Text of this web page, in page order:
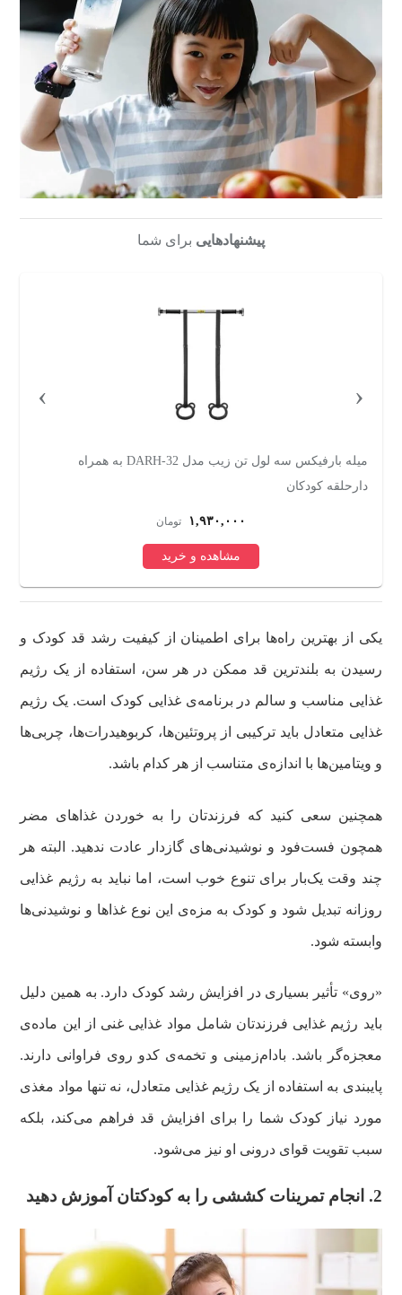
پیشنهادهایی برای شما
بارفیکس دیواری مدل bf01
۳,۹۳۰,۰۰۰ تومان
مشاهده و خرید
‹
›
یکی از بهترین راه‌ها برای اطمینان از کیفیت رشد قد کودک و
رسیدن به بلندترین قد ممکن در هر سن، استفاده از یک رژیم
غذایی مناسب و سالم در برنامه‌‎ی غذایی کودک است. یک رژیم
غذایی متعادل باید ترکیبی از پروتئین‌ها، کربوهیدرات‌ها، چربی‌ها
و ویتامین‌ها با اندازه‌ی متناسب از هر کدام باشد.
همچنین سعی کنید که فرزندتان را به خوردن غذاهای مضر
همچون فست‌فود و نوشیدنی‌های گازدار عادت ندهید. البته هر
چند وقت یک‌بار برای تنوع خوب است، اما نباید به رژیم غذایی
روزانه تبدیل شود و کودک به مزه‌ی این نوع غذاها و نوشیدنی‌ها
وابسته شود.
«روی» تأثیر بسیاری در افزایش رشد کودک دارد. به همین دلیل
باید رژیم غذایی فرزندتان شامل مواد غذایی غنی از این ماده‌ی
معجزه‌گر باشد. بادام‌زمینی و تخمه‌ی کدو روی فراوانی دارند.
پایبندی به استفاده از یک رژیم غذایی متعادل، نه تنها مواد مغذی
مورد نیاز کودک شما را برای افزایش قد فراهم می‌کند، بلکه
سبب تقویت قوای درونی او نیز می‌شود.
2. انجام تمرینات کششی را به کودکتان آموزش دهید